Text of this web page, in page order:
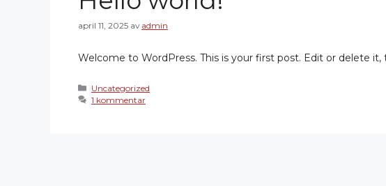
april 11, 2025 av admin
Welcome to WordPress. This is your first post. Edit or delete
Kategorier
Uncategorized
1 kommentar